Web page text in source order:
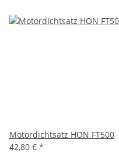
Motordichtsatz HON FT500
42,80 € *